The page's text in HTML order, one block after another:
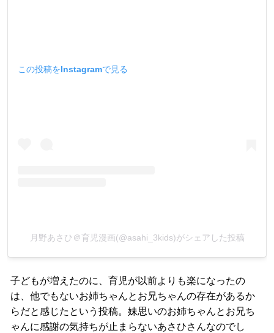
この投稿をInstagramで見る
月野あさひ＠育児漫画(@asahi_3kids)がシェアした投稿
子どもが増えたのに、育児が以前よりも楽になったの
は、他でもないお姉ちゃんとお兄ちゃんの存在があるか
らだと感じたという投稿。妹思いのお姉ちゃんとお兄ち
ゃんに感謝の気持ちが止まらないあさひさんなのでし